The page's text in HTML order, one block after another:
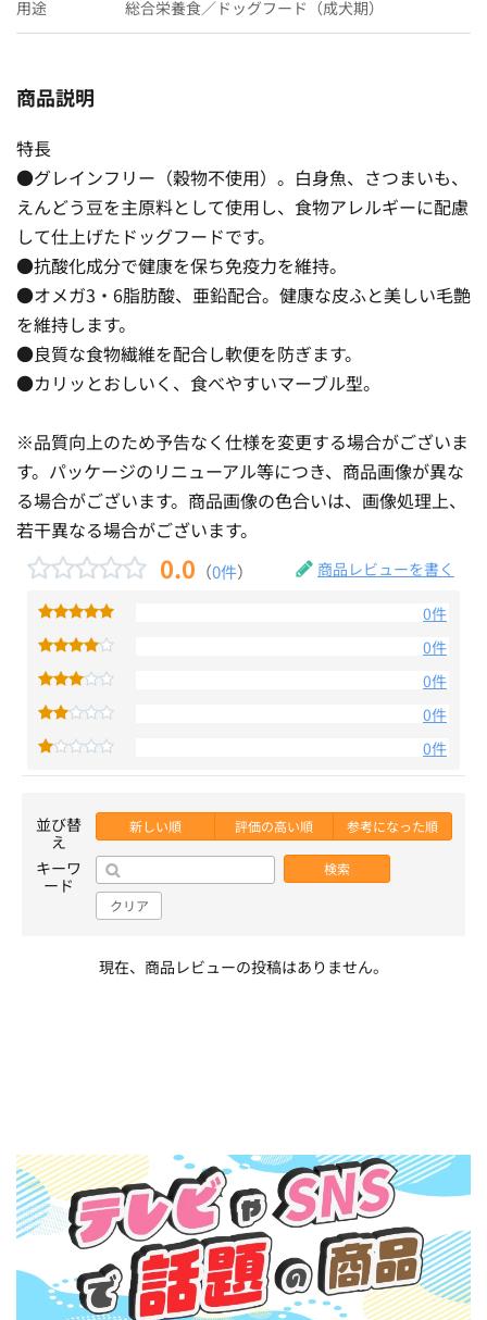
用途 総合栄養食／ドッグフード（成犬期）
商品説明
特長
●グレインフリー（穀物不使用）。白身魚、さつまいも、
えんどう豆を主原料として使用し、食物アレルギーに配慮
して仕上げたドッグフードです。
●抗酸化成分で健康を保ち免疫力を維持。
●オメガ3・6脂肪酸、亜鉛配合。健康な皮ふと美しい毛艶
を維持します。
●良質な食物繊維を配合し軟便を防ぎます。
●カリッとおしいく、食べやすいマーブル型。
※品質向上のため予告なく仕様を変更する場合がございま
す。パッケージのリニューアル等につき、商品画像が異な
る場合がございます。商品画像の色合いは、画像処理上、
若干異なる場合がございます。
0.0 （0件） 商品レビューを書く
0件
0件
0件
0件
0件
並び替
え
新しい順 評価の高い順 参考になった順
キーワ
ード
検索
クリア
現在、商品レビューの投稿はありません。